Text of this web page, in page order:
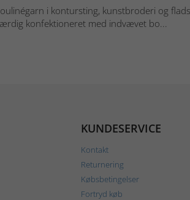
i kontursting, kunstbroderi og
konfektioneret med indvævet bo...
KUNDESERVICE
Kontakt
Returnering
Købsbetingelser
Fortryd køb